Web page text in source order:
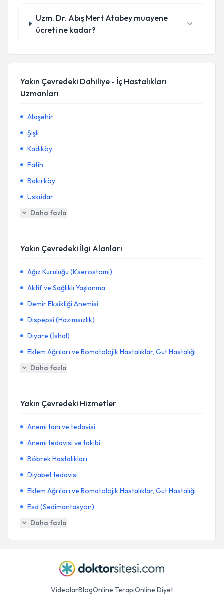
Uzm. Dr. Abış Mert Atabey muayene
ücreti ne kadar?
Yakın Çevredeki Dahiliye - İç Hastalıkları
Uzmanları
Ataşehir
Şişli
Kadıköy
Fatih
Bakırköy
Üsküdar
Daha fazla
Yakın Çevredeki İlgi Alanları
Ağız Kuruluğu (Kserostomi)
Aktif ve Sağlıklı Yaşlanma
Demir Eksikliği Anemisi
Dispepsi (Hazımsızlık)
Diyare (İshal)
Eklem Ağrıları ve Romatolojik Hastalıklar, Gut Hastalığı
Daha fazla
Yakın Çevredeki Hizmetler
Anemi tanı ve tedavisi
Anemi tedavisi ve takibi
Böbrek Hastalıkları
Diyabet tedavisi
Eklem Ağrıları ve Romatolojik Hastalıklar, Gut Hastalığı
Esd (Sedimantasyon)
Daha fazla
VideolarBlogOnline TerapiOnline Diyet